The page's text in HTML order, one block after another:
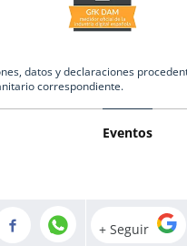
datos y declaraciones
correspondiente.
Eventos